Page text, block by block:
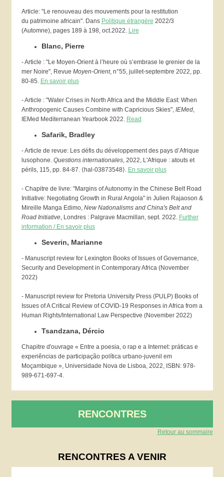
Article: "Le renouveau des mouvements pour la restitution
du patrimoine africain". Dans Politique étrangère 2022/3
(Automne), pages 189 à 198, oct.2022. Lire
Blanc, Pierre
- Article : "Le Moyen-Orient à l’heure où s’embrase le grenier de la
mer Noire", Revue Moyen-Orient, n°55, juillet-septembre 2022, pp.
80-85. En savoir plus
- Article : "Water Crises in North Africa and the Middle East: When
Anthropogenic Causes Combine with Capricious Skies", IEMed,
IEMed Mediterranean Yearbook 2022. Read
Safarik, Bradley
- Article de revue: Les défis du développement des pays d’Afrique
lusophone. Questions internationales, 2022, L'Afrique : atouts et
périls, 115, pp. 84-87. ⟨hal-03873548⟩. En savoir plus
- Chapitre de livre: "Margins of Autonomy in the Chinese Belt Road
Initiative: Negotiating Growth in Rural Angola" in Julien Rajaoson &
Mireille Manga Edimo, New Nationalisms and China's Belt and
Road Initiative, Londres : Palgrave Macmillan, sept. 2022. Further
information / En savoir plus
Severin, Marianne
- Manuscript review for Lexington Books of Issues of Governance,
Security and Development in Contemporary Africa (November
2022)
- Manuscript review for Pretoria University Press (PULP) Books of
Issues of A Critical Review of COVID-19 Responses in Africa from a
Human Rights/International Law Perspective (November 2022)
Tsandzana, Dércio
Chapitre d'ouvrage « Entre a poesia, o rap e a Internet: práticas e
experiências de participação política urbano-juvenil em
Moçambique », Universidade Nova de Lisboa, 2022, ISBN: 978-
989-671-697-4.
RENCONTRES
Retour au sommaire
RENCONTRES A VENIR